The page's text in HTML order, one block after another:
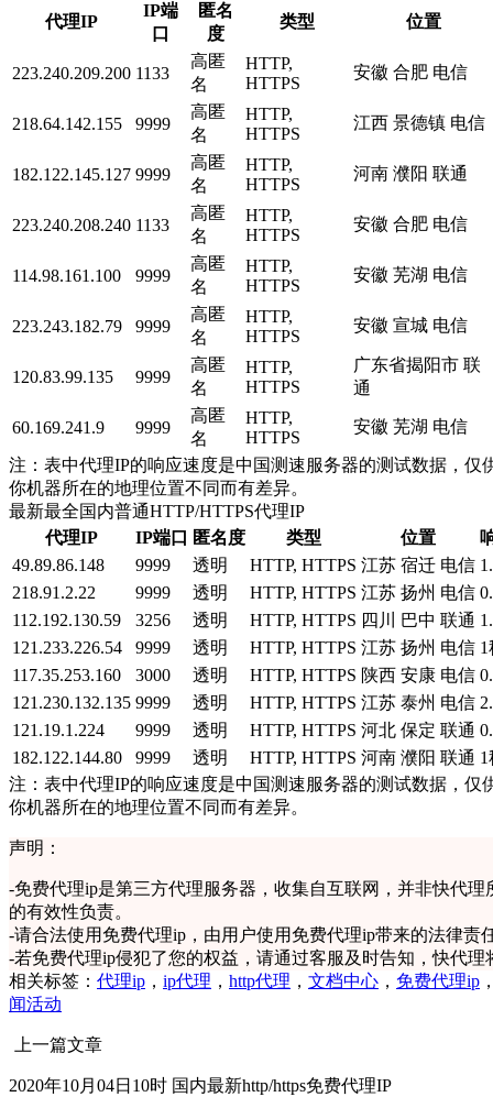
代理IP
IP端
口
匿名
度
类型 位置
223.240.209.200 1133
高匿
名
HTTP,
HTTPS
安徽 合肥 电信
218.64.142.155 9999
高匿
名
HTTP,
HTTPS
江西 景德镇 电信
182.122.145.127 9999
高匿
名
HTTP,
HTTPS
河南 濮阳 联通
223.240.208.240 1133
高匿
名
HTTP,
HTTPS
安徽 合肥 电信
114.98.161.100 9999
高匿
名
HTTP,
HTTPS
安徽 芜湖 电信
223.243.182.79 9999
高匿
名
HTTP,
HTTPS
安徽 宣城 电信
120.83.99.135 9999
高匿
名
HTTP,
HTTPS
广东省揭阳市 联
通
60.169.241.9 9999
高匿
名
HTTP,
HTTPS
安徽 芜湖 电信
注：表中代理IP的响应速度是中国测速服务器的测试数据，仅
你机器所在的地理位置不同而有差异。
最新最全国内普通HTTP/HTTPS代理IP
代理IP
IP端口 匿名度 类型 位置
49.89.86.148
9999 透明 HTTP, HTTPS 江苏 宿迁 电信
218.91.2.22
9999 透明 HTTP, HTTPS 江苏 扬州 电信
112.192.130.59
3256 透明 HTTP, HTTPS 四川 巴中 联通
121.233.226.54
9999 透明 HTTP, HTTPS 江苏 扬州 电信 1
117.35.253.160
3000 透明 HTTP, HTTPS 陕西 安康 电信
121.230.132.135 9999 透明 HTTP, HTTPS 江苏 泰州 电信
121.19.1.224
9999 透明 HTTP, HTTPS 河北 保定 联通
182.122.144.80
9999 透明 HTTP, HTTPS 河南 濮阳 联通 1
注：表中代理IP的响应速度是中国测速服务器的测试数据，仅
你机器所在的地理位置不同而有差异。
声明：
-免费代理ip是第三方代理服务器，收集自互联网，并非快代
的有效性负责。
-请合法使用免费代理ip，由用户使用免费代理ip带来的法律责
-若免费代理ip侵犯了您的权益，请通过客服及时告知，快代理
相关标签： 代理ip ， ip代理 ， http代理 ， 文档中心 ， 免费代理ip
闻活动
上一篇文章
2020年10月04日10时 国内最新http/https免费代理IP